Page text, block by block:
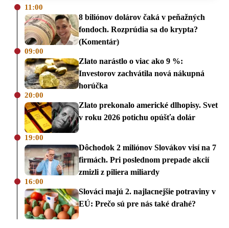
11:00
8 biliónov dolárov čaká v peňažných
fondoch. Rozprúdia sa do krypta?
(Komentár)
09:00
Zlato narástlo o viac ako 9 %:
Investorov zachvátila nová nákupná
horúčka
20:00
Zlato prekonalo americké dlhopisy. Svet
v roku 2026 potichu opúšťa dolár
19:00
Dôchodok 2 miliónov Slovákov visí na 7
firmách. Pri poslednom prepade akcií
zmizli z piliera miliardy
16:00
Slováci majú 2. najlacnejšie potraviny v
EÚ: Prečo sú pre nás také drahé?